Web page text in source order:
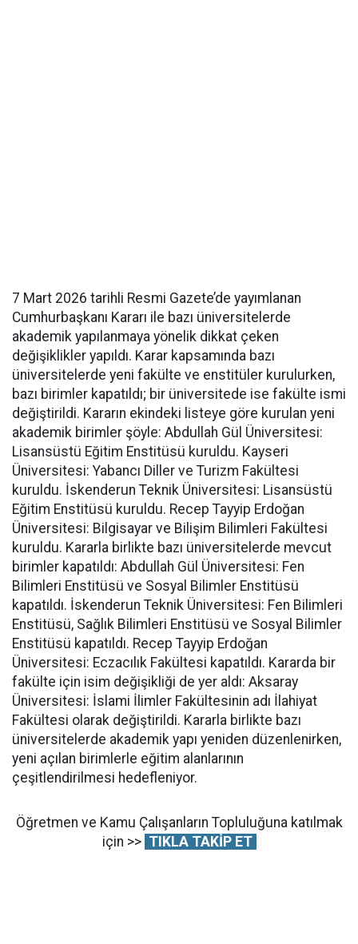
7 Mart 2026 tarihli Resmi Gazete’de yayımlanan
Cumhurbaşkanı Kararı ile bazı üniversitelerde
akademik yapılanmaya yönelik dikkat çeken
değişiklikler yapıldı. Karar kapsamında bazı
üniversitelerde yeni fakülte ve enstitüler kurulurken,
bazı birimler kapatıldı; bir üniversitede ise fakülte ismi
değiştirildi. Kararın ekindeki listeye göre kurulan yeni
akademik birimler şöyle: Abdullah Gül Üniversitesi:
Lisansüstü Eğitim Enstitüsü kuruldu. Kayseri
Üniversitesi: Yabancı Diller ve Turizm Fakültesi
kuruldu. İskenderun Teknik Üniversitesi: Lisansüstü
Eğitim Enstitüsü kuruldu. Recep Tayyip Erdoğan
Üniversitesi: Bilgisayar ve Bilişim Bilimleri Fakültesi
kuruldu. Kararla birlikte bazı üniversitelerde mevcut
birimler kapatıldı: Abdullah Gül Üniversitesi: Fen
Bilimleri Enstitüsü ve Sosyal Bilimler Enstitüsü
kapatıldı. İskenderun Teknik Üniversitesi: Fen Bilimleri
Enstitüsü, Sağlık Bilimleri Enstitüsü ve Sosyal Bilimler
Enstitüsü kapatıldı. Recep Tayyip Erdoğan
Üniversitesi: Eczacılık Fakültesi kapatıldı. Kararda bir
fakülte için isim değişikliği de yer aldı: Aksaray
Üniversitesi: İslami İlimler Fakültesinin adı İlahiyat
Fakültesi olarak değiştirildi. Kararla birlikte bazı
üniversitelerde akademik yapı yeniden düzenlenirken,
yeni açılan birimlerle eğitim alanlarının
çeşitlendirilmesi hedefleniyor.
Öğretmen ve Kamu Çalışanların Topluluğuna katılmak
için >> TIKLA TAKİP ET